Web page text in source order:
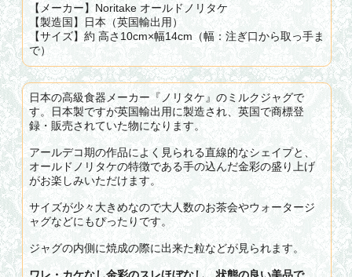
【メーカー】Noritake オールドノリタケ
【製造国】日本（英国輸出用）
【サイズ】約 高さ10cm×幅14cm（幅：注ぎ口から取っ手ま
で）
日本の高級食器メーカー『ノリタケ』のミルクジャグで
す。日本製ですが英国輸出用に製造され、英国で商標登
録・販売されていた物になります。
アールデコ期の作品によく見られる直線的なシェイプと、
オールドノリタケの特徴である手の込んだ金彩の盛り上げ
がお楽しみいただけます。
サイズが少々大きめなので大人数のお茶会やウォータージ
ャグなどにもぴったりです。
ジャグの内側に焼成の際に出来た粒などが見られます。
ワレ・カケなし金彩のスレほぼなし。状態の良い美品で